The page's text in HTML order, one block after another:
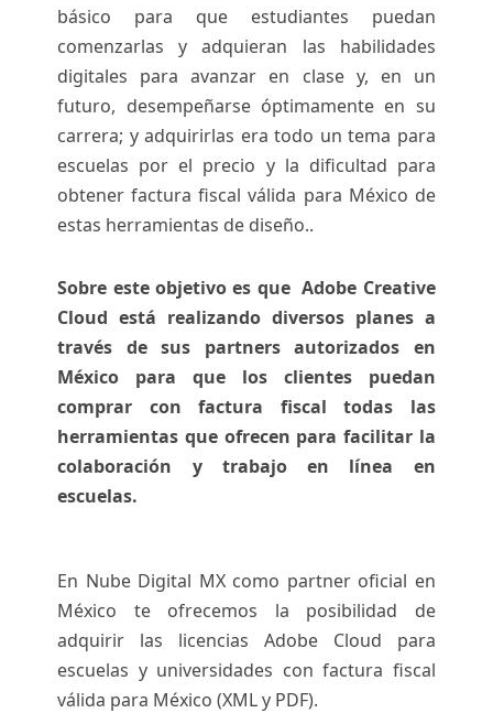
básico para que estudiantes puedan
comenzarlas y adquieran las habilidades
digitales para avanzar en clase y, en un
futuro, desempeñarse óptimamente en su
carrera; y adquirirlas era todo un tema para
escuelas por el precio y la dificultad para
obtener factura fiscal válida para México de
estas herramientas de diseño..
Sobre este objetivo es que Adobe Creative
Cloud está realizando diversos planes a
través de sus partners autorizados en
México para que los clientes puedan
comprar con factura fiscal todas las
herramientas que ofrecen para facilitar la
colaboración y trabajo en línea en
escuelas.
En Nube Digital MX como partner oficial en
México te ofrecemos la posibilidad de
adquirir las licencias Adobe Cloud para
escuelas y universidades con factura fiscal
válida para México (XML y PDF).